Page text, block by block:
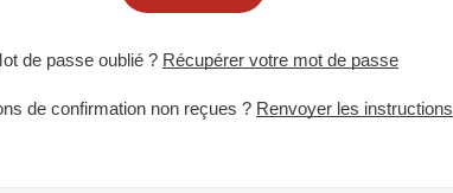
de passe oublié ? Récupérer votre mot de passe
de confirmation non reçues ? Renvoyer les instructions